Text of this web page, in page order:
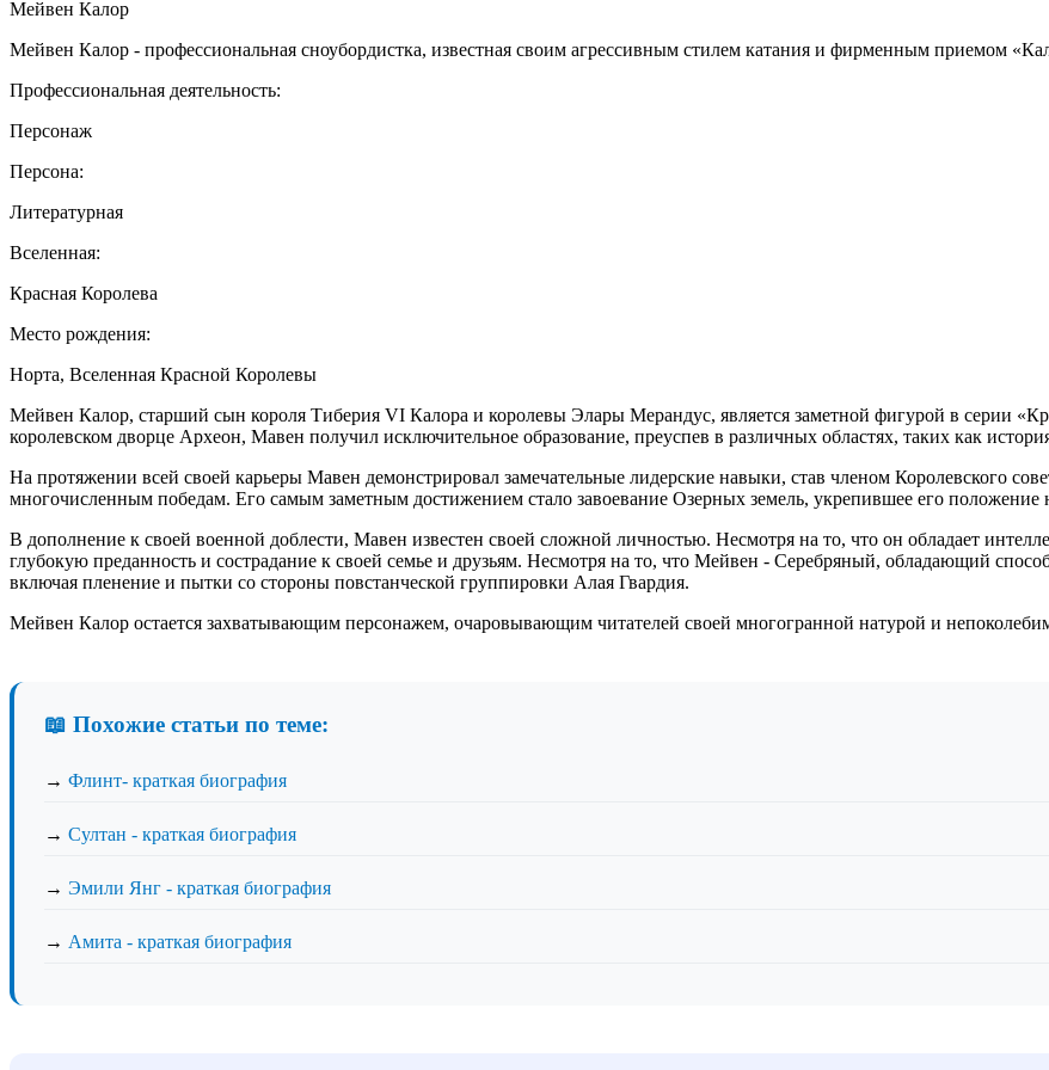
Мейвен Калор
Мейвен Калор - профессиональная сноубордистка, известная своим агрессивным стилем катания и фирменным приемом
Профессиональная деятельность:
Персонаж
Персона:
Литературная
Вселенная:
Красная Королева
Место рождения:
Норта, Вселенная Красной Королевы
Мейвен Калор, старший сын короля Тиберия VI Калора и королевы Элары Мерандус, является заметной фигурой в серии
королевском дворце Археон, Мавен получил исключительное образование, преуспев в различных областях, таких как
На протяжении всей своей карьеры Мавен демонстрировал замечательные лидерские навыки, став членом Королевского
многочисленным победам. Его самым заметным достижением стало завоевание Озерных земель, укрепившее его положение
В дополнение к своей военной доблести, Мавен известен своей сложной личностью. Несмотря на то, что он обладает
глубокую преданность и сострадание к своей семье и друзьям. Несмотря на то, что Мейвен - Серебряный, обладающий
включая пленение и пытки со стороны повстанческой группировки Алая Гвардия.
Мейвен Калор остается захватывающим персонажем, очаровывающим читателей своей многогранной натурой и
📖 Похожие статьи по теме:
→ Флинт- краткая биография
→ Султан - краткая биография
→ Эмили Янг - краткая биография
→ Амита - краткая биография